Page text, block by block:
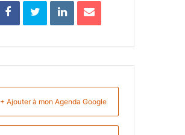
+ Ajouter à mon Agenda Google